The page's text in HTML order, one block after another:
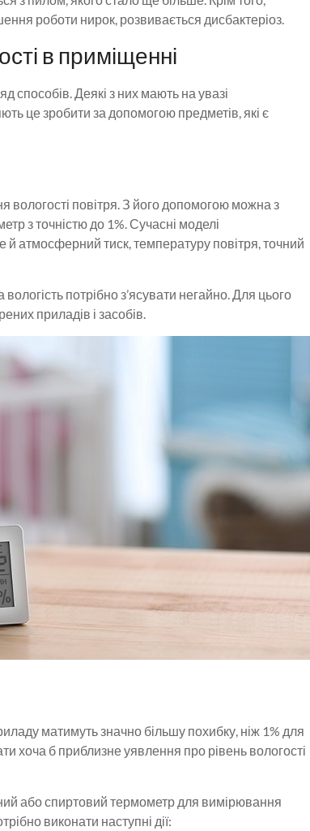
роботи нирок, розвивається дисбактеріоз.
в приміщенні
способів. Деякі з них мають на увазі
це зробити за допомогою предметів, які є
вологості повітря. З його допомогою можна з
з точністю до 1%. Сучасні моделі
й атмосферний тиск, температуру повітря, точний
потрібно з’ясувати негайно. Для цього
приладів і засобів.
матимуть значно більшу похибку, ніж 1% для
хоча б приблизне уявлення про рівень вологості
або спиртовий термометр для вимірювання
виконати наступні дії: